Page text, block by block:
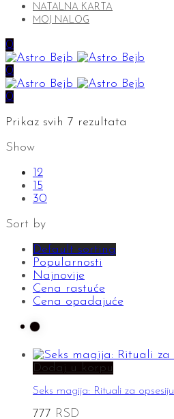
NATALNA KARTA
MOJ NALOG
0
0
0
Prikaz svih 7 rezultata
Show
12
15
30
Sort by
Default sorting
Popularnosti
Najnovije
Cena rastuće
Cena opadajuće
Dodaj u korpu
Seks magija: Rituali za opsesiju
777 RSD